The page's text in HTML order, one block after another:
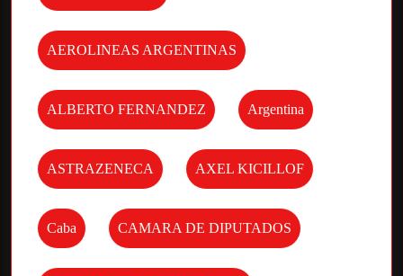
AEROLINEAS ARGENTINAS
ALBERTO FERNANDEZ Argentina
ASTRAZENECA AXEL KICILLOF
Caba CAMARA DE DIPUTADOS